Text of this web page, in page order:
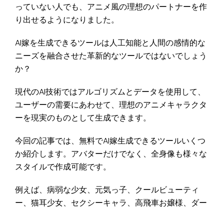
っていない人でも、アニメ風の理想のパートナーを作
り出せるようになりました。
AI嫁を生成できるツールは人工知能と人間の感情的な
ニーズを融合させた革新的なツールではないでしょう
か？
現代のAI技術ではアルゴリズムとデータを使用して、
ユーザーの需要にあわせて、理想のアニメキャラクタ
ーを現実のものとして生成できます。
今回の記事では、無料でAI嫁生成できるツールいくつ
か紹介します。アバターだけでなく、全身像も様々な
スタイルで作成可能です。
例えば、病弱な少女、元気っ子、クールビューティ
ー、猫耳少女、セクシーキャラ、高飛車お嬢様、ダー